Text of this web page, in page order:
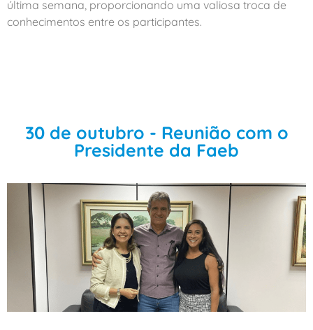
última semana, proporcionando uma valiosa troca de
conhecimentos entre os participantes.
30 de outubro - Reunião com o
Presidente da Faeb